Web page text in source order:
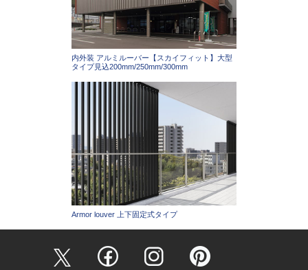
内外装 アルミルーバー【スカイフィット】大型
タイプ見込200mm/250mm/300mm
Armor louver 上下固定式タイプ